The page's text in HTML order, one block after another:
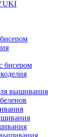
бисером
вышивания